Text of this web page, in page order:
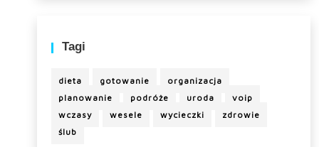
Tagi
dieta gotowanie
organizacja
planowanie
podróże uroda
voip
wczasy
wesele wycieczki
zdrowie
ślub